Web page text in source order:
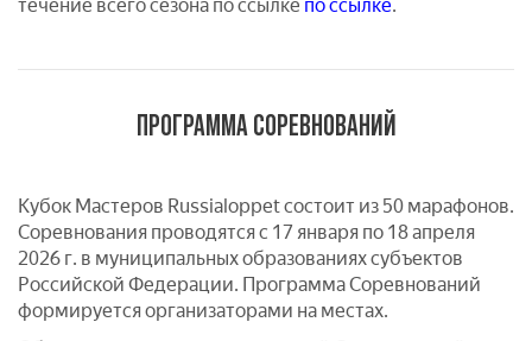
течение всего сезона по ссылке по ссылке.
ПРОГРАММА СОРЕВНОВАНИЙ
Кубок Мастеров Russialoppet состоит из 50 марафонов.
Соревнования проводятся c 17 января по 18 апреля
2026 г. в муниципальных образованиях субъектов
Российской Федерации. Программа Соревнований
формируется организаторами на местах.